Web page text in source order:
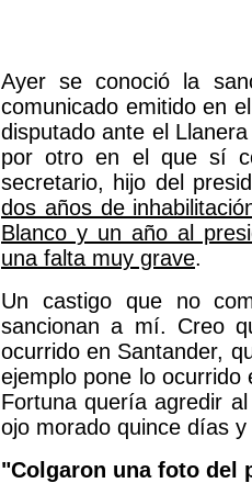
Ayer se conoció la
comunicado emitido en
disputado ante el
por otro en el que sí
secretario, hijo del
dos años de
Blanco y un año al
una falta muy grave.
Un castigo que no
sancionan a mí. Creo
ocurrido en Santander,
ejemplo pone lo ocurrido
Fortuna quería agredir
ojo morado quince días
"Colgaron una foto del